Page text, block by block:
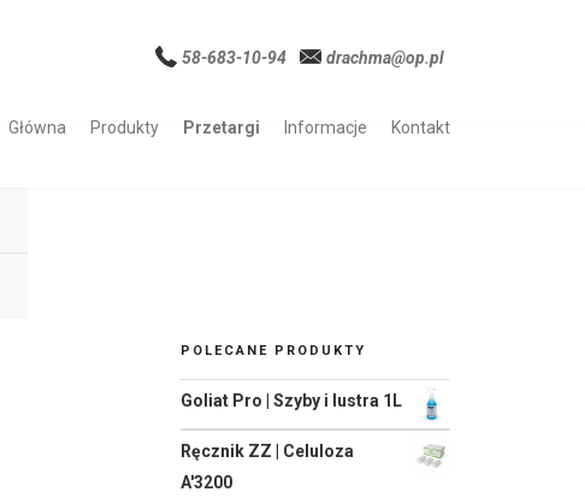
58-683-10-94 drachma@op.pl
Główna Produkty Przetargi Informacje Kontakt
POLECANE PRODUKTY
Goliat Pro | Szyby i lustra 1L
Ręcznik ZZ | Celuloza
A'3200